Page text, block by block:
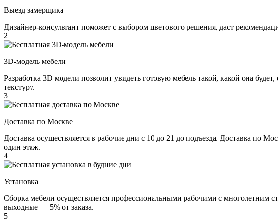
Выезд замерщика
Дизайнер-консультант поможет с выбором цветового решения, даст
2
3D-модель мебели
Разработка 3D модели позволит увидеть готовую мебель такой, какой она
текстуру.
3
Доставка по Москве
Доставка осуществляется в рабочие дни с 10 до 21 до подъезда. Доставка
один этаж.
4
Установка
Сборка мебели осуществляется профессиональными рабочими с многолетним
выходные — 5% от заказа.
5